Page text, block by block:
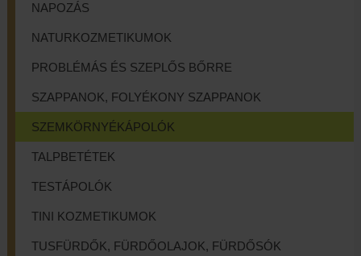
NAPOZÁS
NATURKOZMETIKUMOK
PROBLÉMÁS ÉS SZEPLŐS BŐRRE
SZAPPANOK, FOLYÉKONY SZAPPANOK
SZEMKÖRNYÉKÁPOLÓK
TALPBETÉTEK
TESTÁPOLÓK
TINI KOZMETIKUMOK
TUSFÜRDŐK, FÜRDŐOLAJOK, FÜRDŐSÓK